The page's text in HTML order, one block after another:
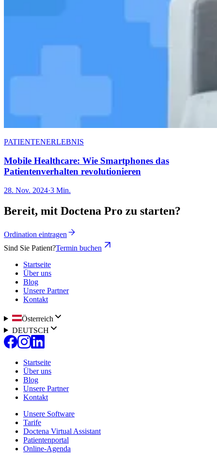
PATIENTENERLEBNIS
Mobile Healthcare: Wie Smartphones das
Patientenverhalten revolutionieren
28. Nov. 2024·3 Min.
Bereit, mit Doctena Pro zu starten?
Ordination eintragen
Sind Sie Patient?Termin buchen
Startseite
Über uns
Blog
Unsere Partner
Kontakt
Österreich
DEUTSCH
Startseite
Über uns
Blog
Unsere Partner
Kontakt
Unsere Software
Tarife
Doctena Virtual Assistant
Patientenportal
Online-Agenda